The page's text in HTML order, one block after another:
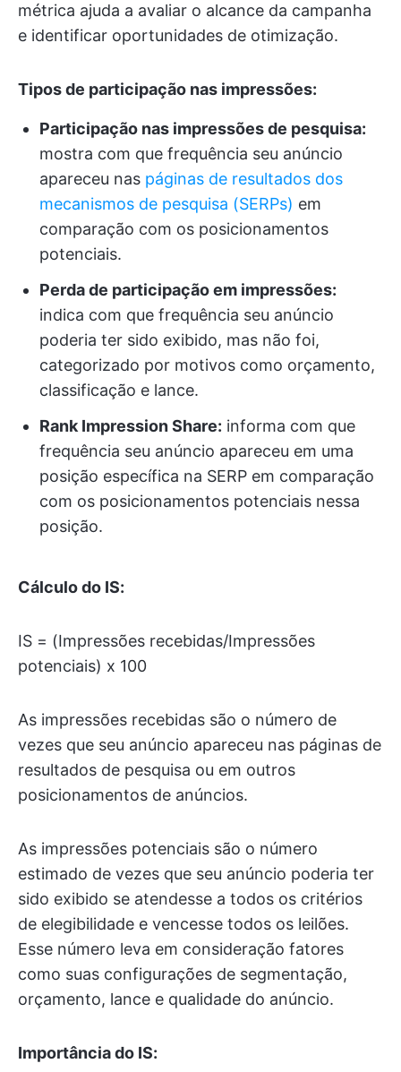
métrica ajuda a avaliar o alcance da campanha
e identificar oportunidades de otimização.
Tipos de participação nas impressões:
Participação nas impressões de pesquisa:
mostra com que frequência seu anúncio
apareceu nas páginas de resultados dos
mecanismos de pesquisa (SERPs) em
comparação com os posicionamentos
potenciais.
Perda de participação em impressões:
indica com que frequência seu anúncio
poderia ter sido exibido, mas não foi,
categorizado por motivos como orçamento,
classificação e lance.
Rank Impression Share: informa com que
frequência seu anúncio apareceu em uma
posição específica na SERP em comparação
com os posicionamentos potenciais nessa
posição.
Cálculo do IS:
IS = (Impressões recebidas/Impressões
potenciais) x 100
As impressões recebidas são o número de
vezes que seu anúncio apareceu nas páginas de
resultados de pesquisa ou em outros
posicionamentos de anúncios.
As impressões potenciais são o número
estimado de vezes que seu anúncio poderia ter
sido exibido se atendesse a todos os critérios
de elegibilidade e vencesse todos os leilões.
Esse número leva em consideração fatores
como suas configurações de segmentação,
orçamento, lance e qualidade do anúncio.
Importância do IS: